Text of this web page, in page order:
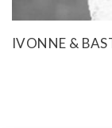
IVONNE &